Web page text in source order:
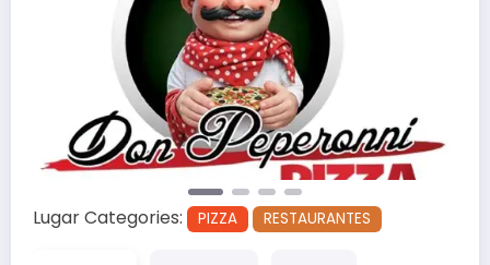
Anterior
Lugar Categories: PIZZA RESTAURANTES